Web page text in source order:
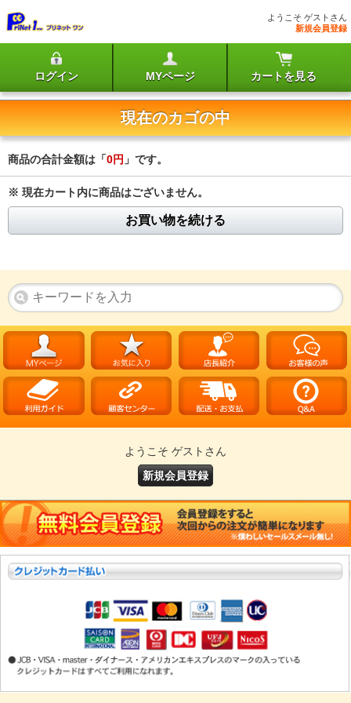
ようこそ ゲストさん
新規会員登録
ログイン MYページ カートを見る
現在のカゴの中
商品の合計金額は「0円 」です。
※ 現在カート内に商品はございません。
お買い物を続ける
ようこそ ゲストさん
新規会員登録